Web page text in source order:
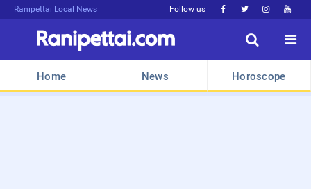
Ranipettai Local News Follow us    


Home News Horoscope